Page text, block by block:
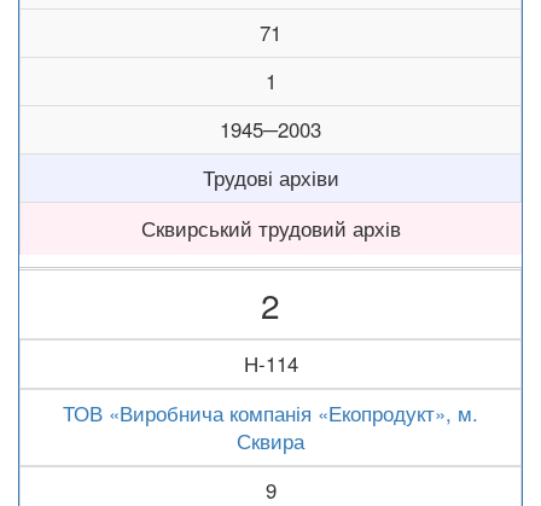
71
1
1945─2003
Трудові архіви
Сквирський трудовий архів
2
Н-114
ТОВ «Виробнича компанія «Екопродукт», м.
Сквира
9